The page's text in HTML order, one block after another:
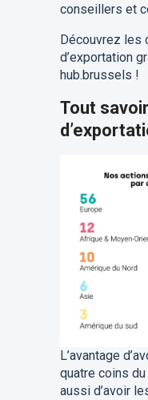
conseillers et
Découvrez les
d’exportation
hub.brussels !
Tout
L’avantage
quatre coins
aussi d’avoir